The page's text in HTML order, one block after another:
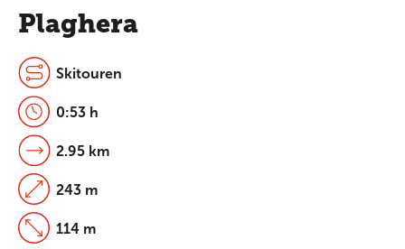
Plaghera
Skitouren
0:53 h
2.95 km
243 m
114 m